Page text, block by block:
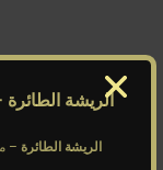
الريشة الطائرة
الريشة الطائرة